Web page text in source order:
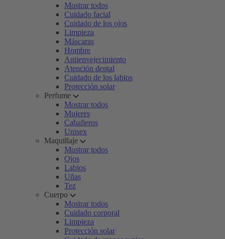
Mostrar todos
Cuidado facial
Cuidado de los ojos
Limpieza
Máscaras
Hombre
Antienvejecimiento
Atención dental
Cuidado de los labios
Protección solar
Perfume
Mostrar todos
Mujeres
Caballeros
Unisex
Maquillaje
Mostrar todos
Ojos
Labios
Uñas
Tez
Cuerpo
Mostrar todos
Cuidado corporal
Limpieza
Protección solar